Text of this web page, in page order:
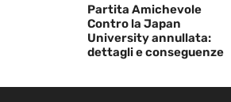
Partita Amichevole
Contro la Japan
University annullata:
dettagli e conseguenze